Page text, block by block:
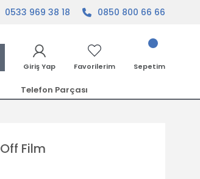
0533 969 38 18 0850 800 66 66
Giriş Yap Favorilerim Sepetim
Telefon Parçası
Film